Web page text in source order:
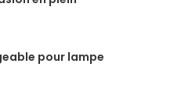
pour lampe